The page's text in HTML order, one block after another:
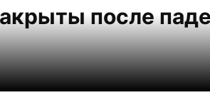
после